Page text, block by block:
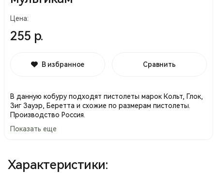
Цена:
255 р.
В избранное Сравнить
В данную кобуру подходят пистолеты марок Кольт, Глок,
Зиг Зауэр, Беретта и схожие по размерам пистолеты.
Производство Россия.
Показать еще
Характеристики: